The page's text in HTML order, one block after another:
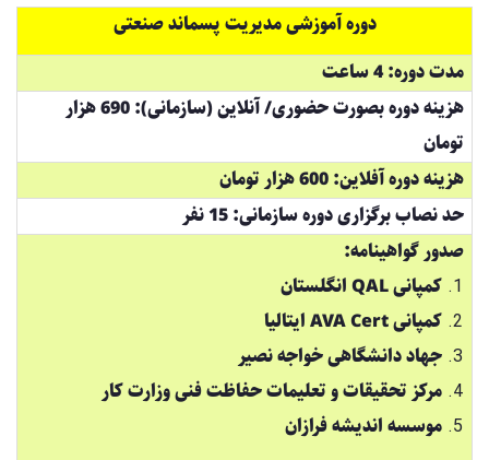
دوره آموزشی مدیریت پسماند صنعتی
مدت دوره: 4 ساعت
هزینه دوره بصورت حضوری/ آنلاین (سازمانی): 690 هزار
تومان
هزینه دوره آفلاین: 600 هزار تومان
حد نصاب برگزاری دوره سازمانی: 15 نفر
صدور گواهینامه:
کمپانی QAL انگلستان
کمپانی AVA Cert ایتالیا
جهاد دانشگاهی خواجه نصیر
مرکز تحقیقات و تعلیمات حفاظت فنی وزارت کار
موسسه اندیشه فرازان